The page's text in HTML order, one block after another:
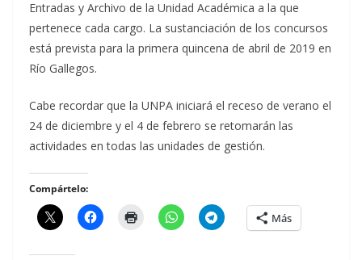
Entradas y Archivo de la Unidad Académica a la que
pertenece cada cargo. La sustanciación de los concursos
está prevista para la primera quincena de abril de 2019 en
Río Gallegos.
Cabe recordar que la UNPA iniciará el receso de verano el
24 de diciembre y el 4 de febrero se retomarán las
actividades en todas las unidades de gestión.
Compártelo:
Más